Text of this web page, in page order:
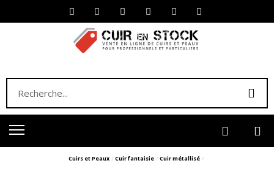
Cuirs et Peaux Cuir fantaisie Cuir métallisé